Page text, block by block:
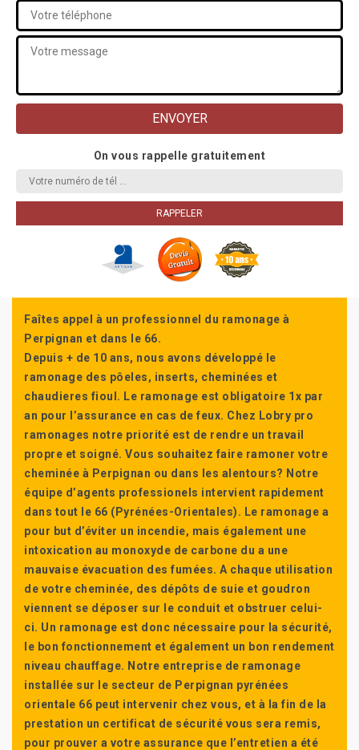
On vous rappelle gratuitement
Faîtes appel à un professionnel du ramonage à
Perpignan et dans le 66.
Depuis + de 10 ans, nous avons développé le
ramonage des pôeles, inserts, cheminées et
chaudieres fioul. Le ramonage est obligatoire 1x par
an pour l’assurance en cas de feux. Chez Lobry pro
ramonages notre priorité est de rendre un travail
propre et soigné. Vous souhaitez faire ramoner votre
cheminée à Perpignan ou dans les alentours? Notre
équipe d’agents professionels intervient rapidement
dans tout le 66 (Pyrénées-Orientales). Le ramonage a
pour but d’éviter un incendie, mais également une
intoxication au monoxyde de carbone du a une
mauvaise évacuation des fumées. A chaque utilisation
de votre cheminée, des dépôts de suie et goudron
viennent se déposer sur le conduit et obstruer celui-
ci. Un ramonage est donc nécessaire pour la sécurité,
le bon fonctionnement et également un bon rendement
niveau chauffage. Notre entreprise de ramonage
installée sur le secteur de Perpignan pyrénées
orientale 66 peut intervenir chez vous, et à la fin de la
prestation un certificat de sécurité vous sera remis,
pour prouver a votre assurance que l’entretien a été